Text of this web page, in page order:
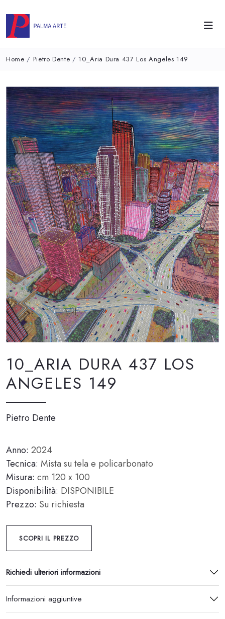
Home / Pietro Dente / 10_Aria Dura 437 Los Angeles 149
10_ARIA DURA 437 LOS
ANGELES 149
Pietro Dente
Anno: 2024
Tecnica: Mista su tela e policarbonato
Misura: cm 120 x 100
Disponibilità: DISPONIBILE
Prezzo: Su richiesta
SCOPRI IL PREZZO
Richiedi ulteriori informazioni
Informazioni aggiuntive